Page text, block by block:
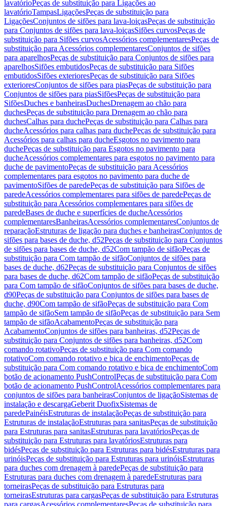
lavatórioPeças de substituição para Ligações ao
lavatórioTampasLigaçõesPeças de substituição para
LigaçõesConjuntos de sifões para lava-loiçasPeças de substituição
para Conjuntos de sifões para lava-loiçasSifões curvosPeças de
substituição para Sifões curvosAcessórios complementaresPeças de
substituição para Acessórios complementaresConjuntos de sifões
para aparelhosPeças de substituição para Conjuntos de sifões para
aparelhosSifões embutidosPeças de substituição para Sifões
embutidosSifões exterioresPeças de substituição para Sifões
exterioresConjuntos de sifões para piasPeças de substituição para
Conjuntos de sifões para piasSifõesPeças de substituição para
SifõesDuches e banheirasDuchesDrenagem ao chão para
duchesPeças de substituição para Drenagem ao chão para
duchesCalhas para duchePeças de substituição para Calhas para
ducheAcessórios para calhas para duchePeças de substituição para
Acessórios para calhas para ducheEsgotos no pavimento para
duchePeças de substituição para Esgotos no pavimento para
ducheAcessórios complementares para esgotos no pavimento para
duche de pavimentoPeças de substituição para Acessórios
complementares para esgotos no pavimento para duche de
pavimentoSifões de paredePeças de substituição para Sifões de
paredeAcessórios complementares para sifões de paredePeças de
substituição para Acessórios complementares para sifões de
paredeBases de duche e superfícies de ducheAcessórios
complementaresBanheirasAcessórios complementaresConjuntos de
reparaçãoEstruturas de ligação para duches e banheirasConjuntos de
sifões para bases de duche, d52Peças de substituição para Conjuntos
de sifões para bases de duche, d52Com tampão de sifãoPeças de
substituição para Com tampão de sifãoConjuntos de sifões para
bases de duche, d62Peças de substituição para Conjuntos de sifões
para bases de duche, d62Com tampão de sifãoPeças de substituição
para Com tampão de sifãoConjuntos de sifões para bases de duche,
d90Peças de substituição para Conjuntos de sifões para bases de
duche, d90Com tampão de sifãoPeças de substituição para Com
tampão de sifãoSem tampão de sifãoPeças de substituição para Sem
tampão de sifãoAcabamentoPeças de substituição para
AcabamentoConjuntos de sifões para banheiras, d52Peças de
substituição para Conjuntos de sifões para banheiras, d52Com
comando rotativoPeças de substituição para Com comando
rotativoCom comando rotativo e bica de enchimentoPeças de
substituição para Com comando rotativo e bica de enchimentoCom
botão de acionamento PushControlPeças de substituição para Com
botão de acionamento PushControlAcessórios complementares para
conjuntos de sifões para banheirasConjuntos de ligaçãoSistemas de
instalação e descargaGeberit DuofixSistemas de
paredePainéisEstruturas de instalaçãoPeças de substituição para
Estruturas de instalaçãoEstruturas para sanitasPeças de substituição
para Estruturas para sanitasEstruturas para lavatóriosPeças de
substituição para Estruturas para lavatóriosEstruturas para
bidésPeças de substituição para Estruturas para bidésEstruturas para
urinóisPeças de substituição para Estruturas para urinóisEstruturas
para duches com drenagem à paredePeças de substituição para
Estruturas para duches com drenagem à paredeEstruturas para
torneirasPeças de substituição para Estruturas para
torneirasEstruturas para cargasPeças de substituição para Estruturas
para cargasAcessórios complementaresPeças de substituição para